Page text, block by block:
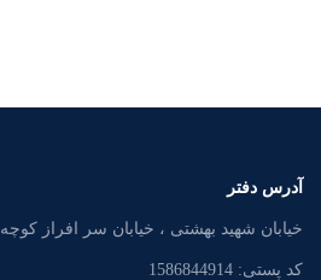
آدرس دفتر
خیابان شهید بهشتی ، خیابان سر افراز کوچه 6 ، پلاک 6 ، طبقه 3
کد پستی: 1586844914